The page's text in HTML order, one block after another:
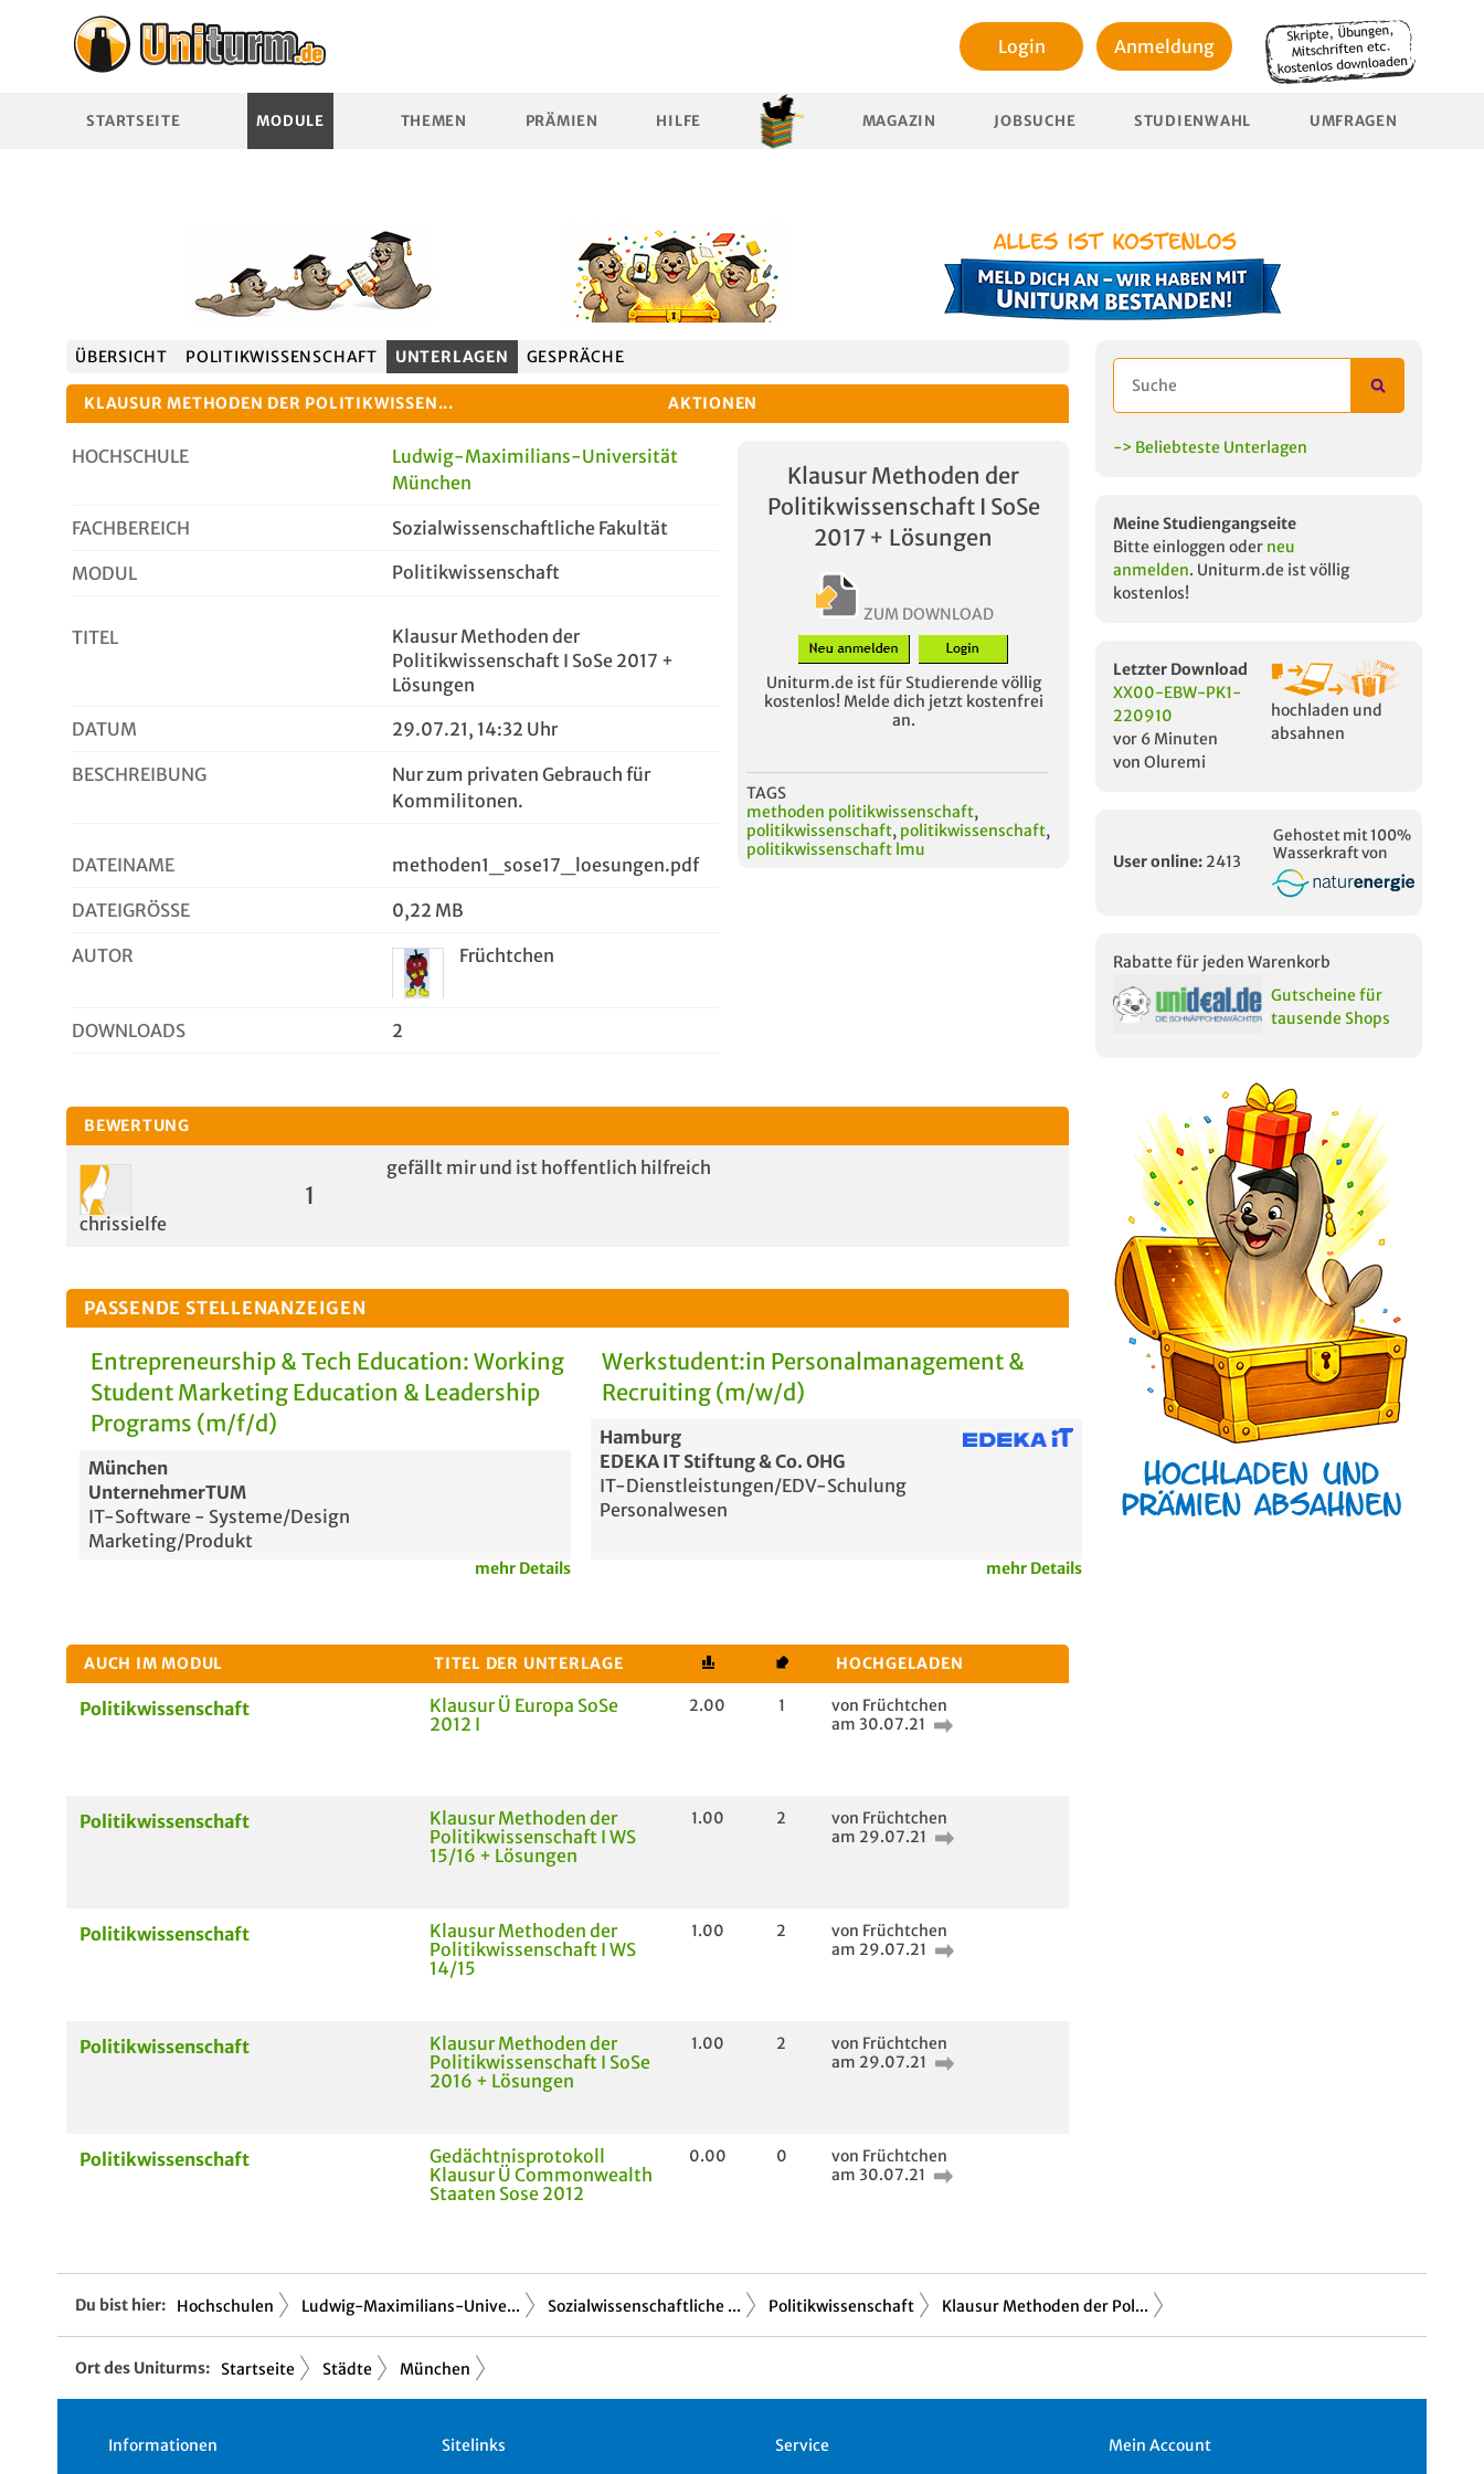
Login Anmeldung
STARTSEITE MODULE THEMEN PRÄMIEN HILFE MAGAZIN JOBSUCHE STUDIENWAHL UMFRAGEN
ÜBERSICHT POLITIKWISSENSCHAFT UNTERLAGEN GESPRÄCHE
KLAUSUR METHODEN DER POLITIKWISSEN... AKTIONEN
HOCHSCHULE
Ludwig-Maximilians-Universität
München
FACHBEREICH Sozialwissenschaftliche Fakultät
MODUL Politikwissenschaft
TITEL
Klausur Methoden der
Politikwissenschaft I SoSe 2017 +
Lösungen
DATUM
29.07.21, 14:32 Uhr
BESCHREIBUNG
Nur zum privaten Gebrauch für
Kommilitonen.
DATEINAME methoden1_sose17_loesungen.pdf
DATEIGRÖSSE 0,22 MB
AUTOR Früchtchen
DOWNLOADS 2
Klausur Methoden der
Politikwissenschaft I SoSe
2017 + Lösungen
ZUM DOWNLOAD
Uniturm.de ist für Studierende völlig
kostenlos! Melde dich jetzt kostenfrei
an.
TAGS
methoden politikwissenschaft,
politikwissenschaft, politikwissenschaft,
politikwissenschaft lmu
BEWERTUNG
chrissielfe
1
gefällt mir und ist hoffentlich hilfreich
PASSENDE STELLENANZEIGEN
Entrepreneurship & Tech Education: Working
Student Marketing Education & Leadership
Programs (m/f/d)
München
UnternehmerTUM
IT-Software - Systeme/Design
Marketing/Produkt
mehr Details
Werkstudent:in Personalmanagement &
Recruiting (m/w/d)
Hamburg
EDEKA IT Stiftung & Co. OHG
IT-Dienstleistungen/EDV-Schulung
Personalwesen
mehr Details
AUCH IM MODUL TITEL DER UNTERLAGE HOCHGELADEN
Politikwissenschaft
Klausur Ü Europa SoSe
2012 I
2.00 1
von Früchtchen
am 30.07.21
Politikwissenschaft
Klausur Methoden der
Politikwissenschaft I WS
15/16 + Lösungen
1.00 2
von Früchtchen
am 29.07.21
Politikwissenschaft
Klausur Methoden der
Politikwissenschaft I WS
14/15
1.00 2
von Früchtchen
am 29.07.21
Politikwissenschaft
Klausur Methoden der
Politikwissenschaft I SoSe
2016 + Lösungen
1.00 2
von Früchtchen
am 29.07.21
Politikwissenschaft
Gedächtnisprotokoll
Klausur Ü Commonwealth
Staaten Sose 2012
0.00 0
von Früchtchen
am 30.07.21
-> Beliebteste Unterlagen
Meine Studiengangseite
Bitte einloggen oder neu
anmelden. Uniturm.de ist völlig
kostenlos!
Letzter Download
XX00-EBW-PK1-
220910
vor 6 Minuten
von Oluremi
hochladen und
absahnen
User online: 2413
Gehostet mit 100%
Wasserkraft von
Rabatte für jeden Warenkorb
Gutscheine für
tausende Shops
Du bist hier: Hochschulen Ludwig-Maximilians-Unive... Sozialwissenschaftliche ... Politikwissenschaft Klausur Methoden der Pol...
Ort des Uniturms: Startseite Städte München
Informationen Sitelinks Service Mein Account